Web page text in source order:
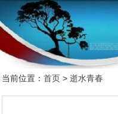
当前位置： 首页> 逝水青春